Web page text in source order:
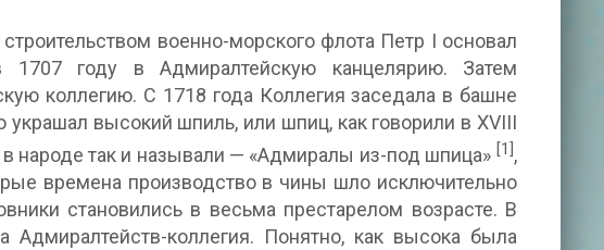
военно-морского флота Петр I основал
1707 году в Адмиралтейскую канцелярию. Затем
коллегию. С 1718 года Коллегия заседала в башне
высокий шпиль, или шпиц, как говорили в XVIII
народе так и называли — «Адмиралы из-под шпица» [1],
времена производство в чины шло исключительно
становились в весьма престарелом возрасте. В
коллегия. Понятно, как высока была